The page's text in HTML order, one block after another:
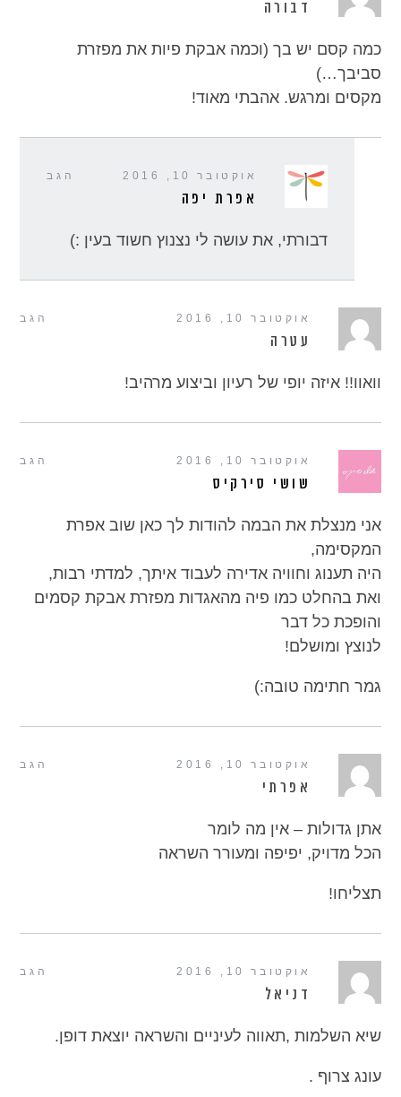
דבורה
כמה קסם יש בך (וכמה אבקת פיות את מפזרת
סביבך…)
מקסים ומרגש. אהבתי מאוד!
הגב אוקטובר 10, 2016
אפרת יפה
דבורתי, את עושה לי נצנוץ חשוד בעין :)
הגב אוקטובר 10, 2016
עטרה
וואוו!! איזה יופי של רעיון וביצוע מרהיב!
הגב אוקטובר 10, 2016
שושי סירקיס
אני מנצלת את הבמה להודות לך כאן שוב אפרת
המקסימה,
היה תענוג וחוויה אדירה לעבוד איתך, למדתי רבות,
ואת בהחלט כמו פיה מהאגדות מפזרת אבקת קסמים
והופכת כל דבר
לנוצץ ומושלם!
גמר חתימה טובה:)
הגב אוקטובר 10, 2016
אפרתי
אתן גדולות – אין מה לומר
הכל מדויק, יפיפה ומעורר השראה
תצליחו!
הגב אוקטובר 10, 2016
דניאל
שיא השלמות ,תאווה לעיניים והשראה יוצאת דופן.
עונג צרוף .